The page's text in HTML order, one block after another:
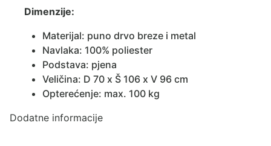
Dimenzije:
Materijal: puno drvo breze i metal
Navlaka: 100% poliester
Podstava: pjena
Veličina: D 70 x Š 106 x V 96 cm
Opterećenje: max. 100 kg
Dodatne informacije